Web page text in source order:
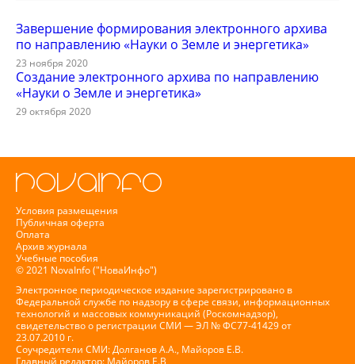
Завершение формирования электронного архива
по направлению «Науки о Земле и энергетика»
23 ноября 2020
Создание электронного архива по направлению
«Науки о Земле и энергетика»
29 октября 2020
Условия размещения
Публичная оферта
Оплата
Архив журнала
Учебные пособия
© 2021 NovaInfo ("НоваИнфо")
Электронное периодическое издание зарегистрировано в
Федеральной службе по надзору в сфере связи, информационных
технологий и массовых коммуникаций (Роскомнадзор),
свидетельство о регистрации СМИ — ЭЛ № ФС77-41429 от
23.07.2010 г.
Соучредители СМИ: Долганов А.А., Майоров Е.В.
Главный редактор: Майоров Е.В